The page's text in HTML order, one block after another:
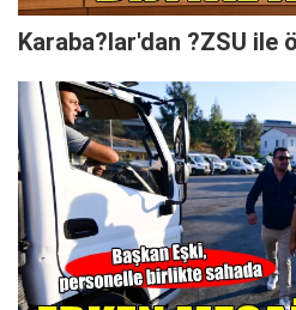
Karaba?lar'dan ?ZSU ile